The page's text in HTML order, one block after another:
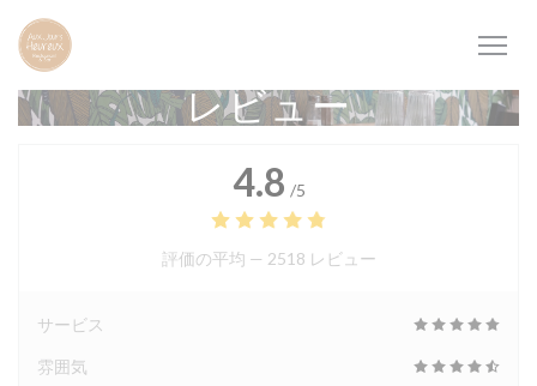
クッキー利用の管理について
レビュー
4.8 /5
評価の平均 — 2518 レビュー
サービス
雰囲気